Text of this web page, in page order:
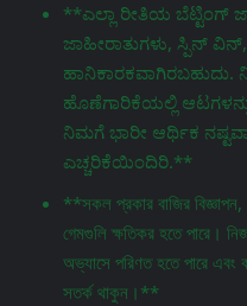
**ಎಲ್ಲಾ ರೀತಿಯ ಬೆಟ್ಟಿಂಗ್
ಜಾಹೀರಾತುಗಳು, ಸ್ಪಿನ್
ಹೊಣೆಗಾರಿಕೆಯಲ್ಲಿ
ನಿಮಗೆ ಭಾರೀ ಆರ್ಥಿಕ
ಎಚ್ಚರಿಕೆಯಿಂದಿರಿ.**
**সকল প্রকার বাজির
গেমগুলি ক্ষতিকর হতে পারে।
অভ্যাসে পরিণত হতে পারে
সতর্ক থাকুন।**